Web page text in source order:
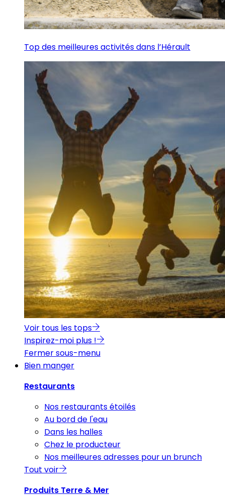
Top des meilleures activités dans l’Hérault
Voir tous les tops
Inspirez-moi plus !
Fermer sous-menu
Bien manger
Restaurants
Nos restaurants étoilés
Au bord de l'eau
Dans les halles
Chez le producteur
Nos meilleures adresses pour un brunch
Tout voir
Produits Terre & Mer